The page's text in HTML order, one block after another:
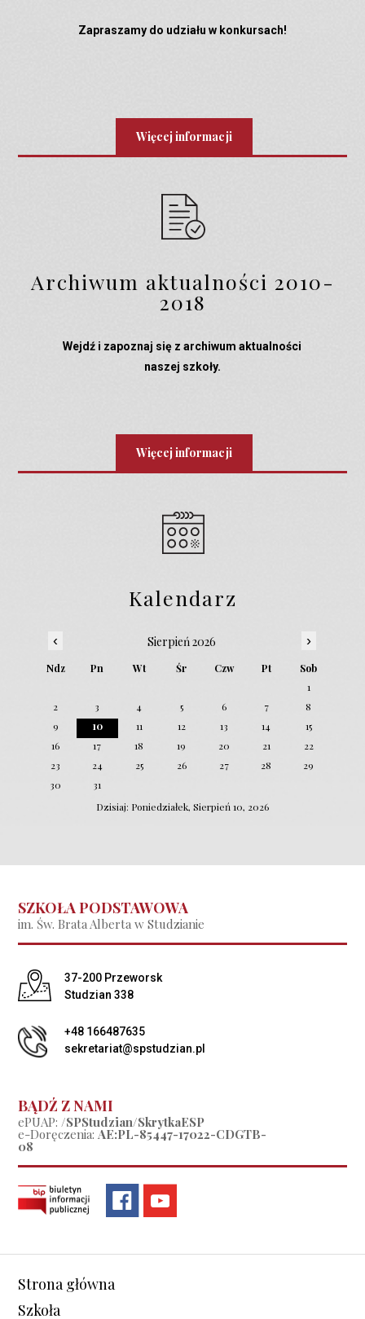
Zapraszamy do udziału w konkursach!
Więcej informacji
Archiwum aktualności 2010-
2018
Wejdź i zapoznaj się z archiwum aktualności
naszej szkoły.
Więcej informacji
Kalendarz
‹ Sierpień 2026 ›
Ndz Pn Wt Śr Czw Pt
Sob
1
2
3 4 5 6 7
8
9
10 11 12 13 14
15
16
17 18 19 20 21
22
23
24 25 26 27 28
29
30
31
Dzisiaj: Poniedziałek, Sierpień 10, 2026
SZKOŁA PODSTAWOWA
im. Św. Brata Alberta w Studzianie
Adres pocztowy:
37-200 Przeworsk
Studzian 338
+48 166487635
sekretariat@spstudzian.pl
BĄDŹ Z NAMI
ePUAP:/SPStudzian/SkrytkaESP
e-Doręczenia:AE:PL-85447-17022-CDGTB-
08
Strona główna
Szkoła